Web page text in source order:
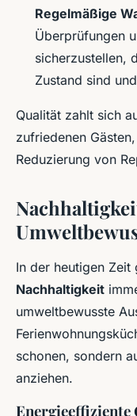
Regelmäßige
Überprüfungen
sicherzustellen,
Zustand sind
Qualität zahlt sich
zufriedenen
Reduzierung von
In der heutigen Zeit
Nachhaltigkeit
umweltbewusste
schonen, sondern
anziehen.
Energieeffiziente